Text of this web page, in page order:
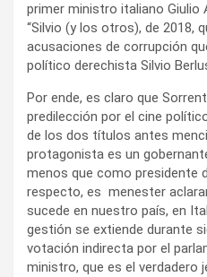
primer ministro italiano Giulio
“Silvio (y los otros), de 2018,
acusaciones de corrupción
político derechista Silvio
Por ende, es claro que
predilección por el cine
de los dos títulos antes
protagonista es un
menos que como presidente
respecto, es menester
sucede en nuestro país, en
gestión se extiende durante
votación indirecta por el
ministro, que es el verdadero